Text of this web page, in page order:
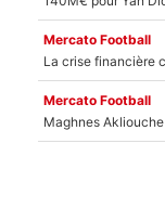
Mercato Football
Mercato Football